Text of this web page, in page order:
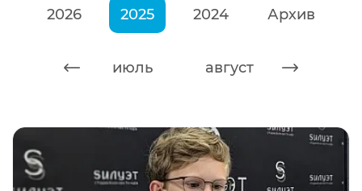
2026 2025 2024 Архив
июль август